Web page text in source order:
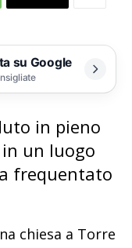
su Google
in pieno
un luogo
frequentato
chiesa a Torre